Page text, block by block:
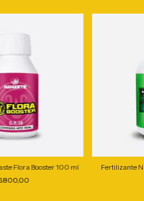
Flora Booster 100 ml
Fertilizante